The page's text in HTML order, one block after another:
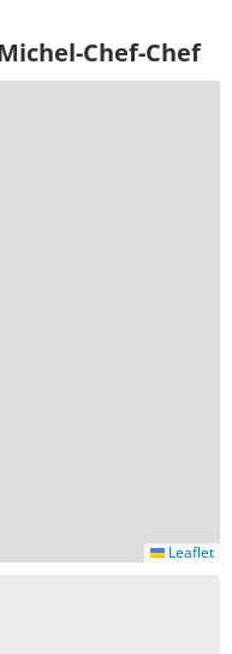
Chef-Chef
Leaflet